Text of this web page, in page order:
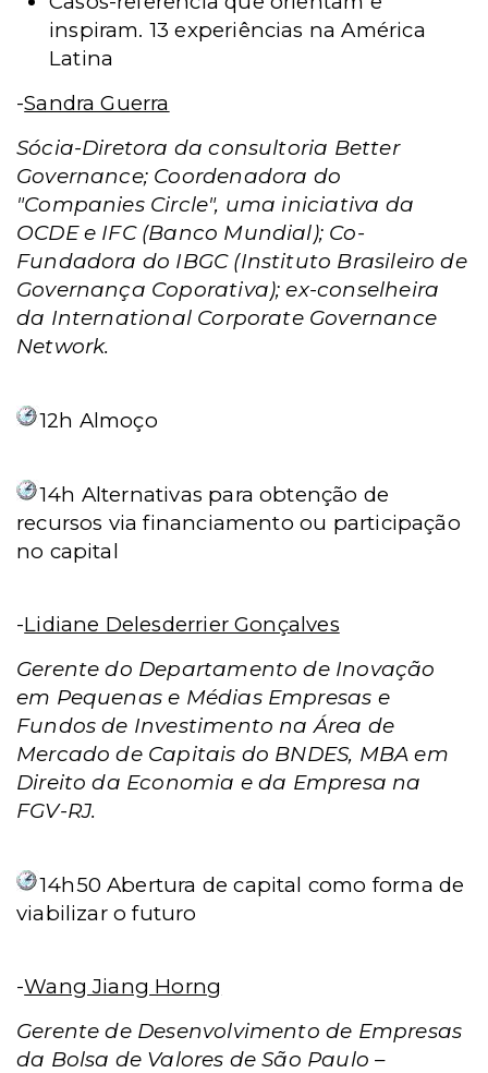
inspiram. 13 experiências na América
Latina
-Sandra Guerra
Sócia-Diretora da consultoria Better
Governance; Coordenadora do
"Companies Circle", uma iniciativa da
OCDE e IFC (Banco Mundial); Co-
Fundadora do IBGC (Instituto Brasileiro de
Governança Coporativa); ex-conselheira
da International Corporate Governance
Network.
12h Almoço
14h Alternativas para obtenção de
recursos via financiamento ou participação
no capital
-Lidiane Delesderrier Gonçalves
Gerente do Departamento de Inovação
em Pequenas e Médias Empresas e
Fundos de Investimento na Área de
Mercado de Capitais do BNDES, MBA em
Direito da Economia e da Empresa na
FGV-RJ.
14h50 Abertura de capital como forma de
viabilizar o futuro
-Wang Jiang Horng
Gerente de Desenvolvimento de Empresas
da Bolsa de Valores de São Paulo –